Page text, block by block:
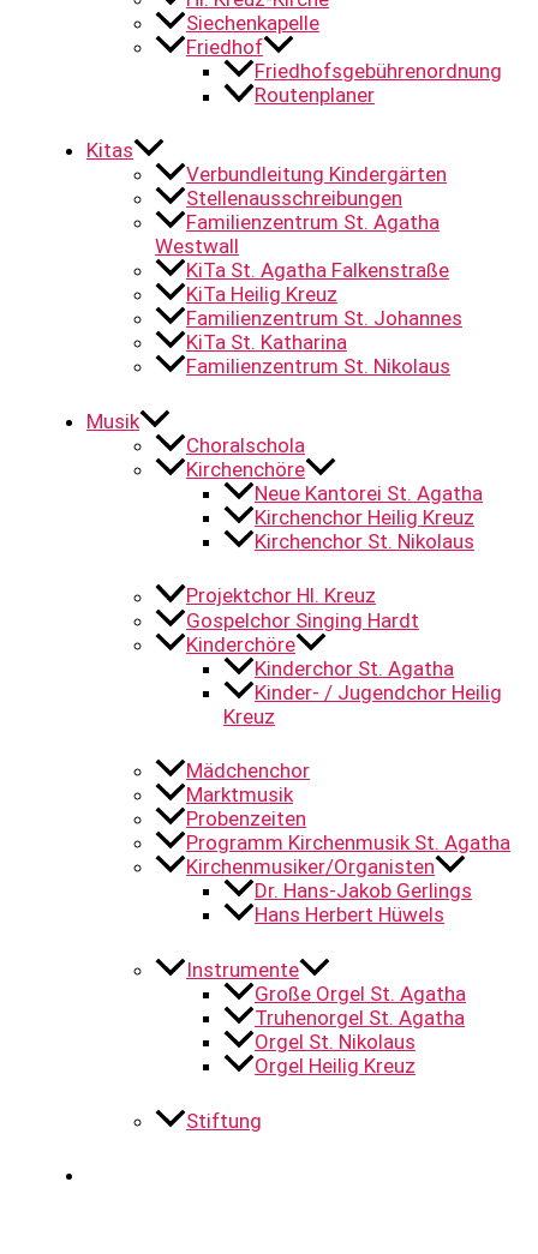
Siechenkapelle
Friedhof
Friedhofsgebührenordnung
Routenplaner
Kitas
Verbundleitung Kindergärten
Stellenausschreibungen
Familienzentrum St. Agatha
Westwall
KiTa St. Agatha Falkenstraße
KiTa Heilig Kreuz
Familienzentrum St. Johannes
KiTa St. Katharina
Familienzentrum St. Nikolaus
Musik
Choralschola
Kirchenchöre
Neue Kantorei St. Agatha
Kirchenchor Heilig Kreuz
Kirchenchor St. Nikolaus
Projektchor Hl. Kreuz
Gospelchor Singing Hardt
Kinderchöre
Kinderchor St. Agatha
Kinder- / Jugendchor Heilig
Kreuz
Mädchenchor
Marktmusik
Probenzeiten
Programm Kirchenmusik St. Agatha
Kirchenmusiker/Organisten
Dr. Hans-Jakob Gerlings
Hans Herbert Hüwels
Instrumente
Große Orgel St. Agatha
Truhenorgel St. Agatha
Orgel St. Nikolaus
Orgel Heilig Kreuz
Stiftung